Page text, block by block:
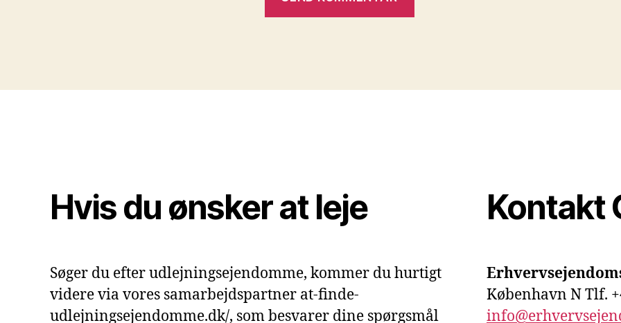
Hvis du ønsker at leje
Søger du efter udlejningsejendomme, kommer du hurtigt
videre via vores samarbejdspartner at-finde-
udlejningsejendomme.dk/, som besvarer dine spørgsmål
Kontakt
København N Tlf.